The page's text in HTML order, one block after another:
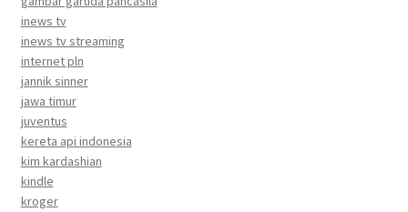
inews tv
inews tv streaming
internet pln
jannik sinner
jawa timur
juventus
kereta api indonesia
kim kardashian
kindle
kroger